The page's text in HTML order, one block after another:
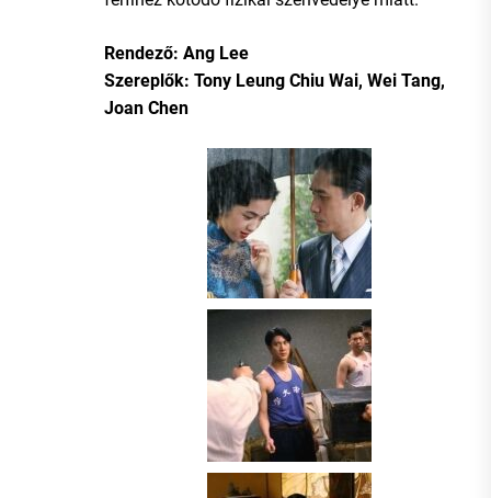
Rendező: Ang Lee
Szereplők: Tony Leung Chiu Wai, Wei Tang,
Joan Chen